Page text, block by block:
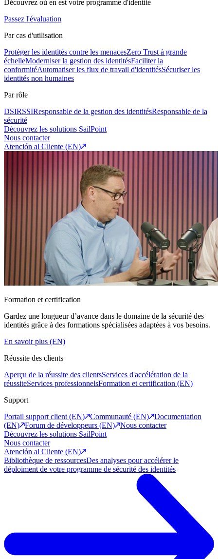
Découvrez où en est votre programme d'identité
Passez l'évaluation
Par cas d'utilisation
Protéger les identités contre les menacesZero Trust à grande
échelleModerniser la gestion des identitésFaciliter la
conformitéAutomatiser les flux de travail d'identitésSécuriser les
identités non humaines
Par rôle
DSIRSSIResponsable de la gestion des identitésResponsable de la
sécurité
Découvrez les solutions SailPoint
Nous contacter
Atención al Cliente (EN)
Formation et certification
Gardez une longueur d’avance dans le domaine de la sécurité des
identités grâce à des formations spécialisées adaptées à vos besoins.
En savoir plus (EN)
Réussite des clients
Aperçu de la réussite des clientsServices d'accélération de la
réussiteServices professionnelsFormation et certification (EN)
Support
Portail support client (EN)
Communauté (EN)
Documentation
(EN)
Forum de développeurs (EN)
Nous contacter
Découvrez les solutions SailPoint
Nous contacter
Atención al Cliente (EN)
Bibliothèque de ressourcesDes analyses pour accélérer le
déploiment de votre programme de sécurité des identités